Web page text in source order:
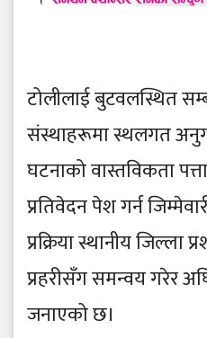
टोलीलाई बुटवलस्थित
संस्थाहरूमा स्थलगत
घटनाको वास्तविकता
प्रतिवेदन पेश गर्न
प्रक्रिया स्थानीय जिल्ला
प्रहरीसँग समन्वय गरेर
जनाएको छ।